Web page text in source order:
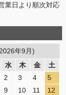
業日より順次対応
年9月)
水 木 金
土
2 3 4
5
9 10 11
12